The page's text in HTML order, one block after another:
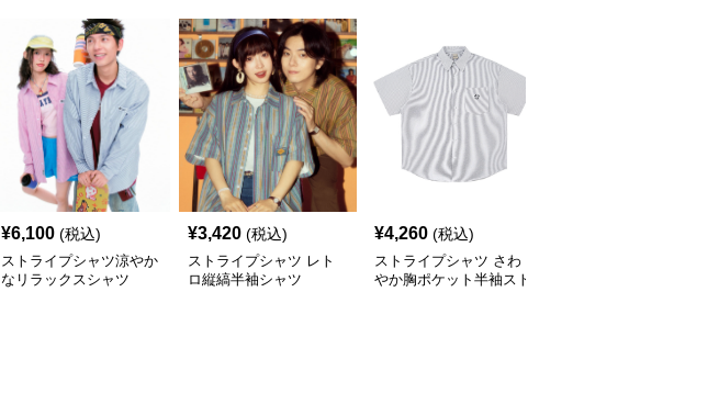
¥6,100 (税込)
ストライプシャツ涼やか
なリラックスシャツ
¥3,420 (税込)
ストライプシャツ レト
ロ縦縞半袖シャツ
¥4,260 (税込)
ストライプシャツ さわ
やか胸ポケット半袖スト